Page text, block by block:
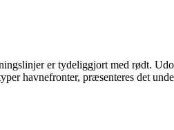
er tydeliggjort med rødt.
havnefronter, præsenteres det